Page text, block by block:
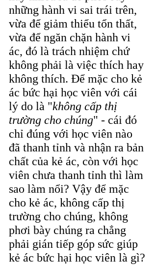
những hành vi sai trái trên,
vừa để giảm thiểu tổn thất,
vừa để ngăn chặn hành vi
ác, đó là trách nhiệm chứ
không phải là việc thích hay
không thích. Để mặc cho kẻ
ác bức hại học viên với cái
lý do là "không cấp thị
trường cho chúng" - cái đó
chỉ đúng với học viên nào
đã thanh tỉnh và nhận ra bản
chất của kẻ ác, còn với học
viên chưa thanh tỉnh thì làm
sao làm nổi? Vậy để mặc
cho kẻ ác, không cấp thị
trường cho chúng, không
phơi bày chúng ra chẳng
phải gián tiếp góp sức giúp
kẻ ác bức hại học viên là gì?